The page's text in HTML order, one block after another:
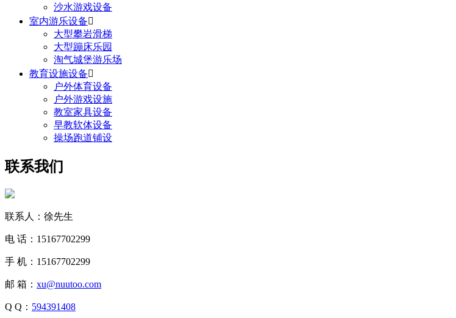
沙水游戏设备
室内游乐设备
大型攀岩滑梯
大型蹦床乐园
淘气城堡游乐场
教育设施设备
户外体育设备
户外游戏设施
教室家具设备
早教软体设备
操场跑道铺设
联系我们
联系人：徐先生
电 话：15167702299
手 机：15167702299
邮 箱： xu@nuutoo.com
Q Q： 594391408